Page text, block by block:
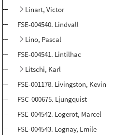
Linart, Victor
FSE-004540. Lindvall
Lino, Pascal
FSE-004541. Lintilhac
Litschi, Karl
FSE-001178. Livingston, Kevin
FSC-000675. Ljungquist
FSE-004542. Logerot, Marcel
FSE-004543. Lognay, Emile